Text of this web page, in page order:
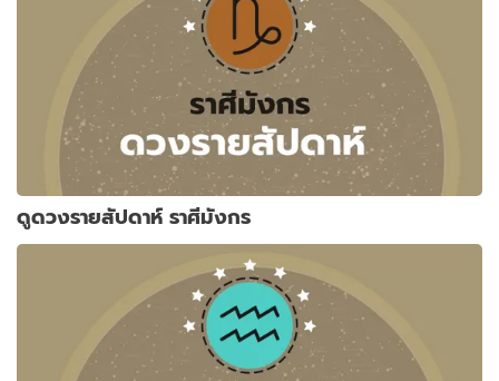
ดูดวงรายสัปดาห์ ราศีมังกร